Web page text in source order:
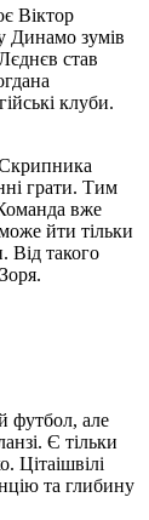
Віктор
Динамо зумів
став
клуби.
грати. Тим
вже
йти тільки
Від такого
футбол, але
Є тільки
Цітаішвілі
та глибину